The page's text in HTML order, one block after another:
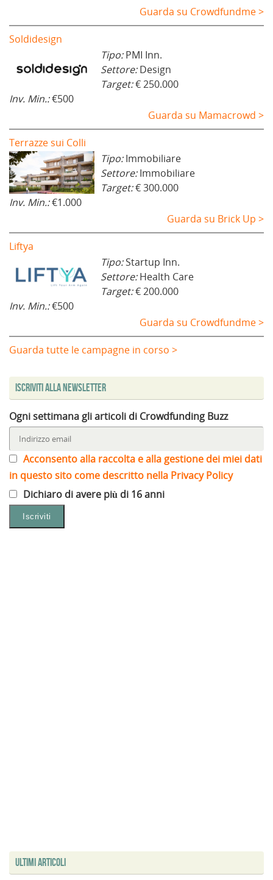
Guarda su Crowdfundme >
Soldidesign
Tipo:PMI Inn.
Settore:Design
Target:€ 250.000
Inv. Min.:€500
Guarda su Mamacrowd >
Terrazze sui Colli
Tipo:Immobiliare
Settore:Immobiliare
Target:€ 300.000
Inv. Min.:€1.000
Guarda su Brick Up >
Liftya
Tipo:Startup Inn.
Settore:Health Care
Target:€ 200.000
Inv. Min.:€500
Guarda su Crowdfundme >
Guarda tutte le campagne in corso >
Iscriviti alla Newsletter
Ogni settimana gli articoli di Crowdfunding Buzz
Acconsento alla raccolta e alla gestione dei miei dati
in questo sito come descritto nella Privacy Policy
Dichiaro di avere più di 16 anni
Ultimi articoli